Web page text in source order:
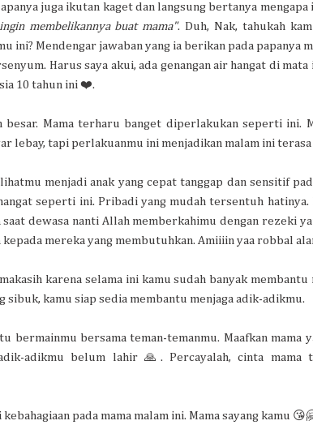
juga ikutan kaget dan langsung bertanya mengapa
membelikannya buat mama". Duh, Nak, tahukah
ini? Mendengar jawaban yang ia berikan pada papanya
Harus saya akui, ada genangan air hangat di
10 tahun ini ❤️.
besar. Mama terharu banget diperlakukan seperti ini.
lebay, tapi perlakuanmu ini menjadikan malam ini terasa
menjadi anak yang cepat tanggap dan sensitif
seperti ini. Pribadi yang mudah tersentuh hatinya.
saat dewasa nanti Allah memberkahimu dengan rezeki
mereka yang membutuhkan. Amiiiin yaa robbal
karena selama ini kamu sudah banyak membantu
sibuk, kamu siap sedia membantu menjaga adik-adikmu.
bermainmu bersama teman-temanmu. Maafkan mama
adikmu belum lahir 🙏. Percayalah, cinta mama
pada mama malam ini. Mama sayang kamu